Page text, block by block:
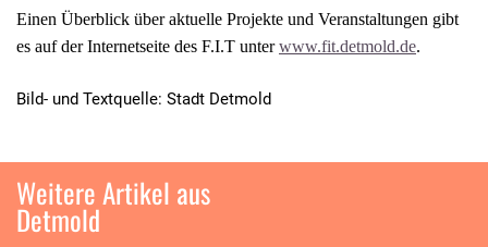
Einen Überblick über aktuelle Projekte und Veranstaltungen gibt
es auf der Internetseite des F.I.T unterwww.fit.detmold.de.
Bild- und Textquelle: Stadt Detmold
Weitere Artikel aus
Detmold